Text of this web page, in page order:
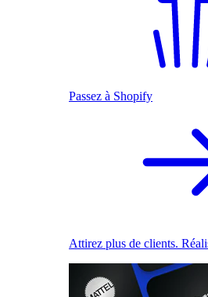
Passez à Shopify
Attirez plus de clients.